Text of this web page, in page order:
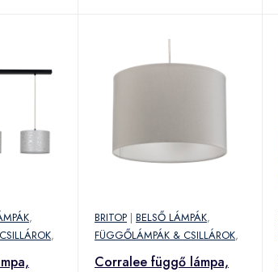
,
,
BRITOP | BELSŐ LÁMPÁK,
FÜGGŐLÁMPÁK & CSILLÁROK,
Corralee függő lámpa,